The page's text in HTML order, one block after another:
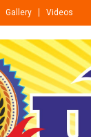
Gallery Videos